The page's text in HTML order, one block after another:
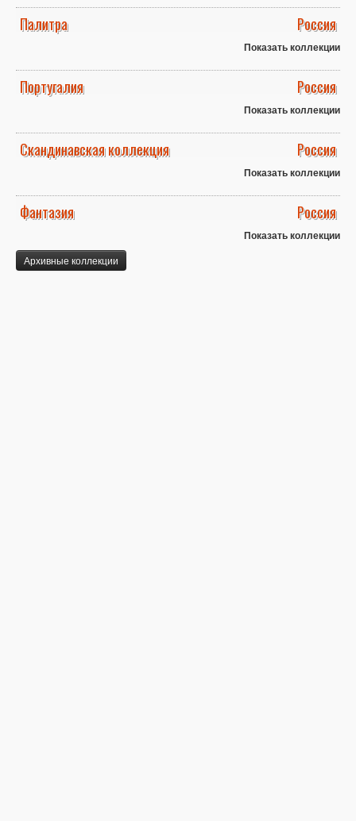
Палитра Россия
Показать коллекции
Португалия Россия
Показать коллекции
Скандинавская коллекция Россия
Показать коллекции
Фантазия Россия
Показать коллекции
Архивные коллекции